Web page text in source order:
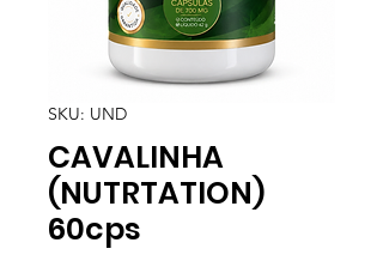
SKU: UND
CAVALINHA
(NUTRTATION)
60cps